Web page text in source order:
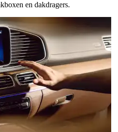
en dakdragers.